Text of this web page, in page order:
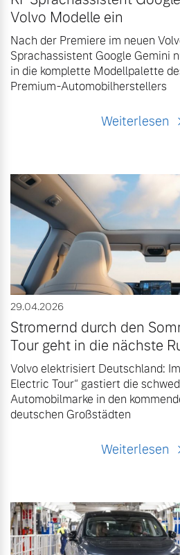
Volvo Modelle ein
Nach der Premiere im neuen
Sprachassistent Google Gemini
in die komplette Modellpalette
Premium-Automobilherstellers
Weiterlesen
29.04.2026
Stromernd durch den
Tour geht in die nächste
Volvo elektrisiert Deutschland:
Electric Tour“ gastiert die
Automobilmarke in den
deutschen Großstädten
Weiterlesen